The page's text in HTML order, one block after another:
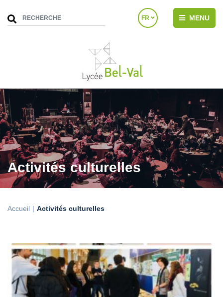
FR MENU
Activités culturelles
Accueil Activités culturelles